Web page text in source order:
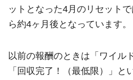
ットとなった4月のリセット
ら約4ヶ月後となっています。
以前の報酬のときは「ワイル
「回収完了！（最低限）」と